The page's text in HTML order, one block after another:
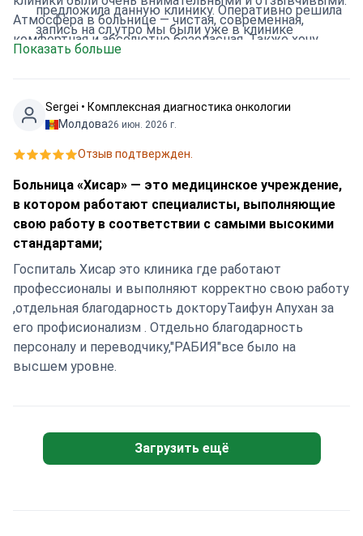
Атмосфера в больнице — чистая, современная,
комфортная и абсолютно безопасная. Также хочу
поблагодарить сотрудницу Bookimed — Юлию, которая
момент: вечером сообщили из Душанбе, ночью
организовано идеально — встреча, госпитализация,
отеле и чувствовала себя прекрасно. Огромное
спасибо всей команде за чёткую, профессиональную
и душевную работу! 💐 С уверенностью рекомендую
Hisar Hospital Intercontinental и Bookimed всем
женщинам, кто ищет качественное, быстрое и
безопасное лечение за границей.
предложила данную клинику. Оперативно решила
запись на сл.утро мы были уже в клинике
Показать больше
Sergei • Комплексная диагностика онкологии
Молдова26 июн. 2026 г.
Отзыв подтвержден.
Больница «Хисар» — это медицинское учреждение,
в котором работают специалисты, выполняющие
свою работу в соответствии с самыми высокими
стандартами;
Госпиталь Хисар это клиника где работают
профессионалы и выполняют корректно свою работу
,отдельная благодарность докторуТаифун Апухан за
его профисионализм . Отдельно благодарность
персоналу и переводчику,"РАБИЯ"все было на
высшем уровне.
Загрузить ещё